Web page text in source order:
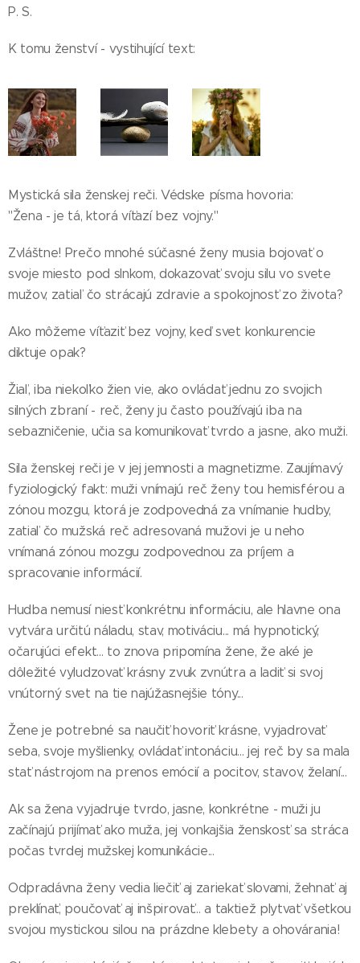
P. S.
K tomu ženství - vystihující text:
Mystická sila ženskej reči. Védske písma hovoria:
"Žena - je tá, ktorá víťazí bez vojny."
Zvláštne! Prečo mnohé súčasné ženy musia bojovať o
svoje miesto pod slnkom, dokazovať svoju silu vo svete
mužov, zatiaľ čo strácajú zdravie a spokojnosť zo života?
Ako môžeme víťaziť bez vojny, keď svet konkurencie
diktuje opak?
Žiaľ, iba niekoľko žien vie, ako ovládať jednu zo svojich
silných zbraní - reč, ženy ju často používajú iba na
sebazničenie, učia sa komunikovať tvrdo a jasne, ako muži.
Sila ženskej reči je v jej jemnosti a magnetizme. Zaujímavý
fyziologický fakt: muži vnímajú reč ženy tou hemisférou a
zónou mozgu, ktorá je zodpovedná za vnímanie hudby,
zatiaľ čo mužská reč adresovaná mužovi je u neho
vnímaná zónou mozgu zodpovednou za príjem a
spracovanie informácií.
Hudba nemusí niesť konkrétnu informáciu, ale hlavne ona
vytvára určitú náladu, stav, motiváciu... má hypnotický,
očarujúci efekt... to znova pripomína žene, že aké je
dôležité vyludzovať krásny zvuk zvnútra a ladiť si svoj
vnútorný svet na tie najúžasnejšie tóny...
Žene je potrebné sa naučiť hovoriť krásne, vyjadrovať
seba, svoje myšlienky, ovládať intonáciu... jej reč by sa mala
stať nástrojom na prenos emócií a pocitov, stavov, želaní...
Ak sa žena vyjadruje tvrdo, jasne, konkrétne - muži ju
začínajú prijímať ako muža, jej vonkajšia ženskosť sa stráca
počas tvrdej mužskej komunikácie...
Odpradávna ženy vedia liečiť aj zariekať slovami, žehnať aj
preklínať, poučovať aj inšpirovať... a taktiež plytvať všetkou
svojou mystickou silou na prázdne klebety a ohovárania!